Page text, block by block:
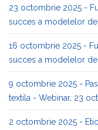
23 octombrie 2025 -
succes a modelelor
16 octombrie 2025 -
succes a modelelor
9 octombrie 2025 -
textila - Webinar, 23
2 octombrie 2025 -